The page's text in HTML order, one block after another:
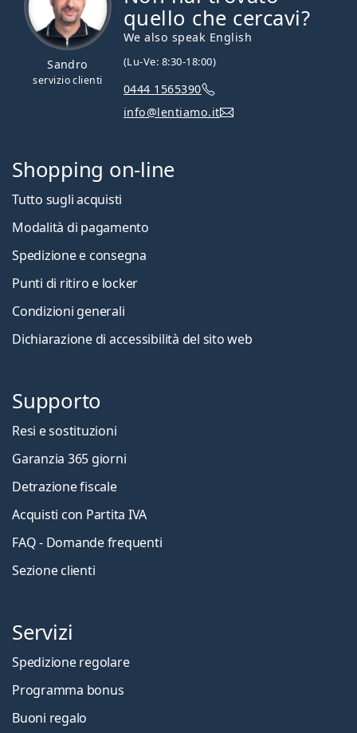
Sandro
servizio clienti
quello che cercavi?
We also speak English
(Lu-Ve: 8:30-18:00)
0444 1565390
info@lentiamo.it
Shopping on-line
Tutto sugli acquisti
Modalità di pagamento
Spedizione e consegna
Punti di ritiro e locker
Condizioni generali
Dichiarazione di accessibilità del sito web
Supporto
Resi e sostituzioni
Garanzia 365 giorni
Detrazione fiscale
Acquisti con Partita IVA
FAQ - Domande frequenti
Sezione clienti
Servizi
Spedizione regolare
Programma bonus
Buoni regalo